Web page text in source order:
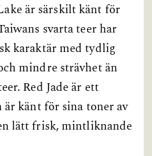
är särskilt känt för
svarta teer har
karaktär med tydlig
mindre strävhet än
Red Jade är ett
känt för sina toner av
lätt frisk, mintliknande